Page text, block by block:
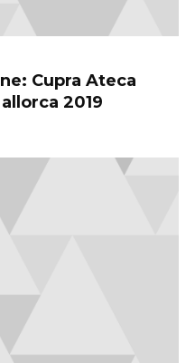
Cupra Ateca
2019